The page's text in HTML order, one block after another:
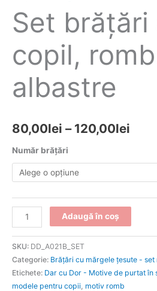
Set
copil,
albastre
80,00lei – 120,00lei
Număr brăţări
Adaugă în coș
SKU: DD_A021B_SET
Categorie: Brăţări cu mărgele țesute - set
Etichete: Dar cu Dor - Motive de purtat în
modele pentru copii motiv romb